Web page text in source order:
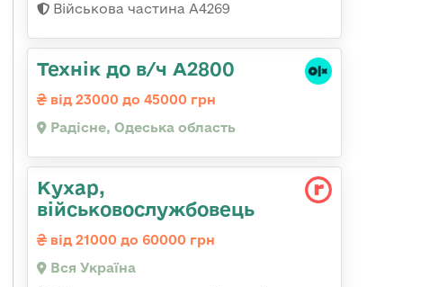
Військова частина А4269
Технік до в/ч А2800
від 23000 до 45000 грн
Радісне, Одеська область
Кухар,
військовослужбовець
від 21000 до 60000 грн
Вся Україна